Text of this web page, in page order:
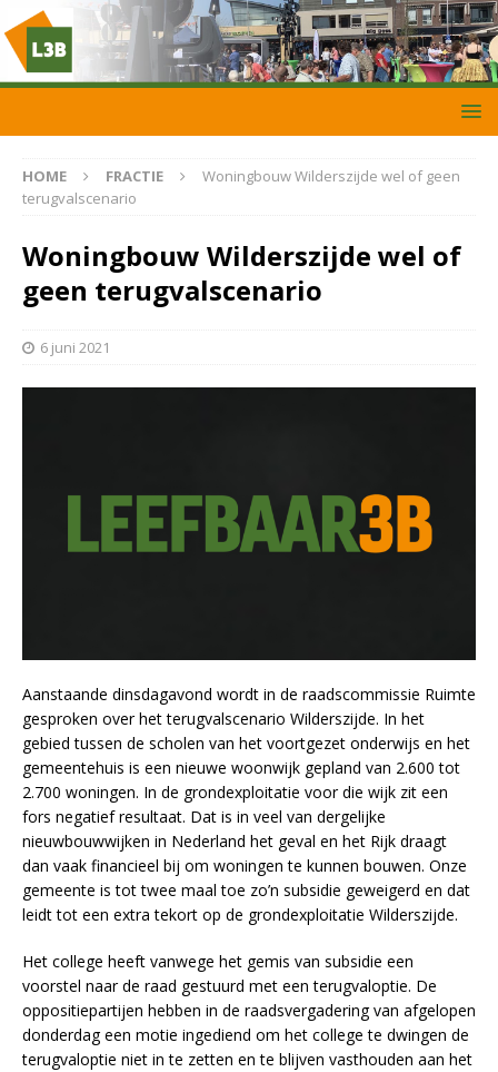
HOME FRACTIE
Woningbouw Wilderszijde wel of geen
terugvalscenario
Woningbouw Wilderszijde wel of
geen terugvalscenario
6 juni 2021
Aanstaande dinsdagavond wordt in de raadscommissie Ruimte
gesproken over het terugvalscenario Wilderszijde. In het
gebied tussen de scholen van het voortgezet onderwijs en het
gemeentehuis is een nieuwe woonwijk gepland van 2.600 tot
2.700 woningen. In de grondexploitatie voor die wijk zit een
fors negatief resultaat. Dat is in veel van dergelijke
nieuwbouwwijken in Nederland het geval en het Rijk draagt
dan vaak financieel bij om woningen te kunnen bouwen. Onze
gemeente is tot twee maal toe zo’n subsidie geweigerd en dat
leidt tot een extra tekort op de grondexploitatie Wilderszijde.
Het college heeft vanwege het gemis van subsidie een
voorstel naar de raad gestuurd met een terugvaloptie. De
oppositiepartijen hebben in de raadsvergadering van afgelopen
donderdag een motie ingediend om het college te dwingen de
terugvaloptie niet in te zetten en te blijven vasthouden aan het